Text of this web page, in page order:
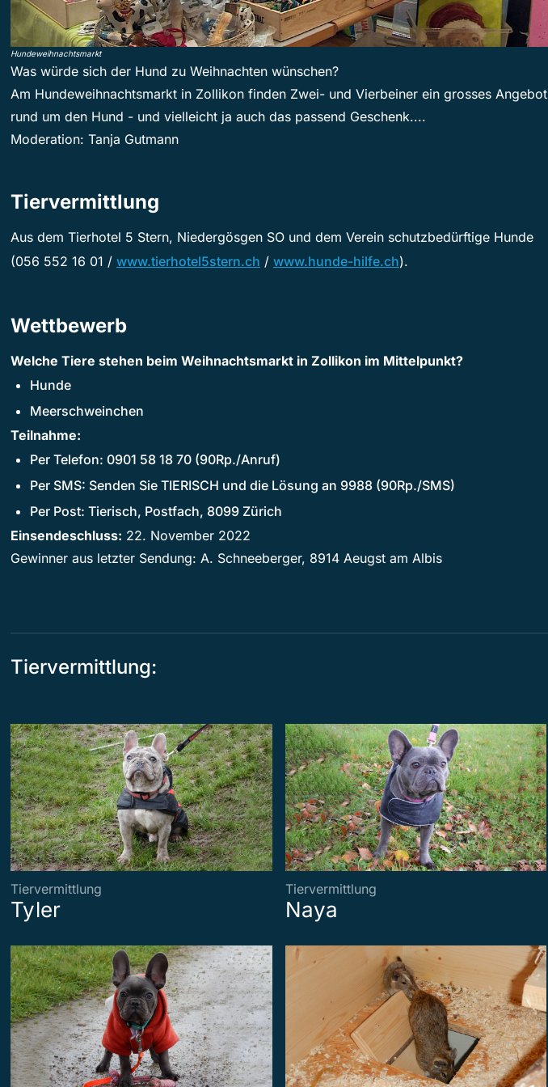
Hundeweihnachtsmarkt
Was würde sich der Hund zu Weihnachten wünschen?
Am Hundeweihnachtsmarkt in Zollikon finden Zwei- und Vierbeiner ein grosses Angebot
rund um den Hund - und vielleicht ja auch das passend Geschenk....
Moderation: Tanja Gutmann
Tiervermittlung
Aus dem Tierhotel 5 Stern, Niedergösgen SO und dem Verein schutzbedürftige Hunde
(056 552 16 01 / www.tierhotel5stern.ch / www.hunde-hilfe.ch).
Wettbewerb
Welche Tiere stehen beim Weihnachtsmarkt in Zollikon im Mittelpunkt?
Hunde
Meerschweinchen
Teilnahme:
Per Telefon: 0901 58 18 70 (90Rp./Anruf)
Per SMS: Senden Sie TIERISCH und die Lösung an 9988 (90Rp./SMS)
Per Post: Tierisch, Postfach, 8099 Zürich
Einsendeschluss: 22. November 2022
Gewinner aus letzter Sendung: A. Schneeberger, 8914 Aeugst am Albis
Tiervermittlung:
Tiervermittlung
Tyler
Tiervermittlung
Naya